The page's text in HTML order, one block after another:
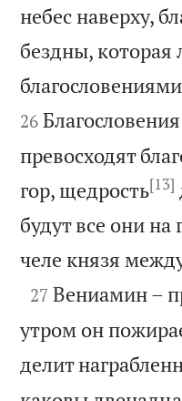
небес наверху,
бездны, которая
26
превосходят
гор, щедрость[13]
будут все они
челе князя

27 Вениамин –
утром он
делит